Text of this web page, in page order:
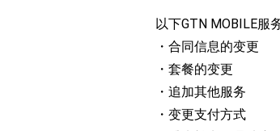
以下GTN MOBILE服
合同信息的变更
套餐的变更
追加其他服务
变更支付方式